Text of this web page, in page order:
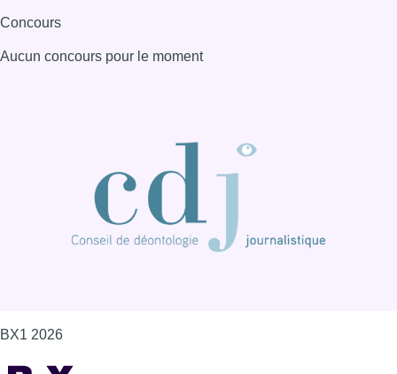
Concours
Aucun concours pour le moment
BX1 2026